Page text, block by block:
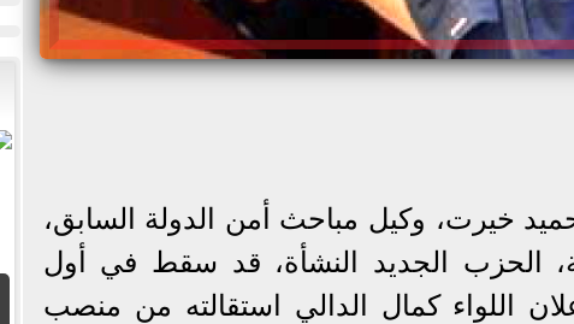
خيرت، وكيل مباحث أمن الدولة السابق،
الحزب الجديد النشأة، قد سقط في أول
اللواء كمال الدالي استقالته من منصب